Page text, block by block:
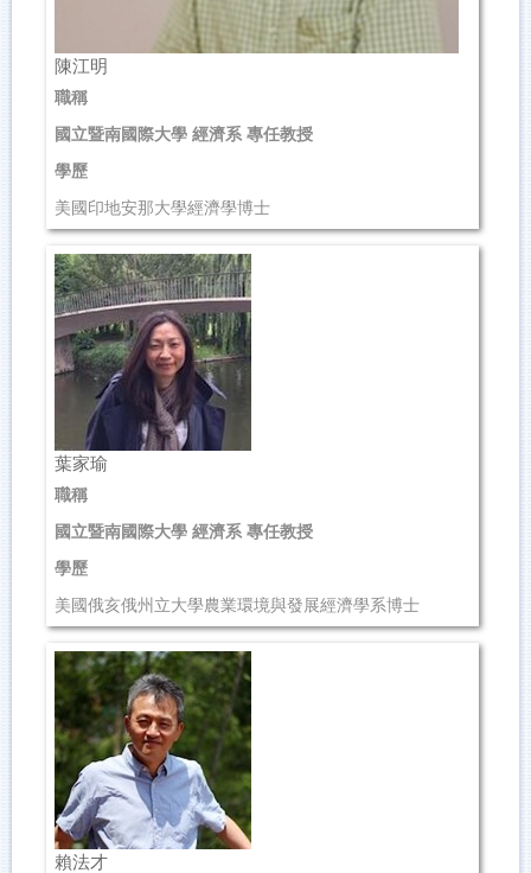
陳江明
職稱
國立暨南國際大學 經濟系 專任教授
學歷
美國印地安那大學經濟學博士
實證經濟、健康經濟學、勞動經濟學
聯絡資訊
(049)2910960 轉4629
ming@ncnu.edu.tw
管理學院 507...
葉家瑜
職稱
國立暨南國際大學 經濟系 專任教授
學歷
美國俄亥俄州立大學農業環境與發展經濟學系博士
環境與自然資源經濟學、休閒遊憩與觀光經濟學、健康經
濟學、計量經濟學
聯絡資訊
(049)2910960 轉4628
...
賴法才